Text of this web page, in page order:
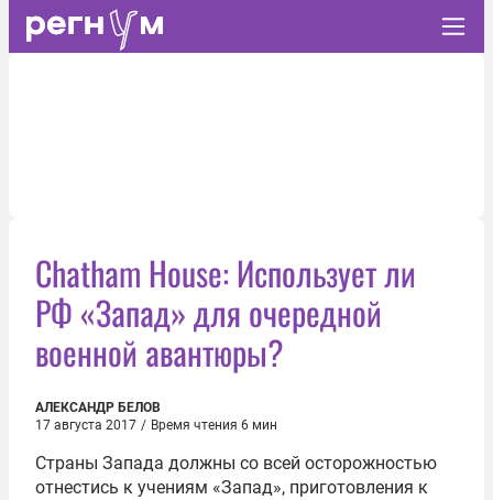
Chatham House: Использует ли
РФ «Запад» для очередной
военной авантюры?
АЛЕКСАНДР БЕЛОВ
17 августа 2017 / Время чтения 6 мин
Страны Запада должны со всей осторожностью
отнестись к учениям «Запад», приготовления к